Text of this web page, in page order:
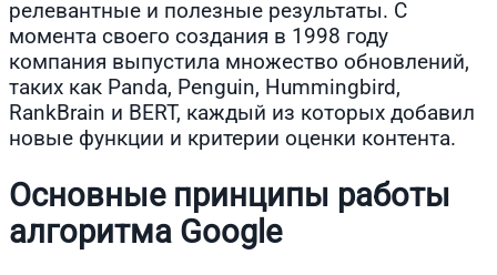
релевантные и полезные результаты. С
момента своего создания в 1998 году
компания выпустила множество обновлений,
таких как Panda, Penguin, Hummingbird,
RankBrain и BERT, каждый из которых добавил
новые функции и критерии оценки контента.
Основные принципы работы
алгоритма Google